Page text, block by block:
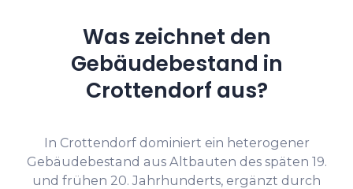
Was zeichnet den
Gebäudebestand in
Crottendorf aus?
In Crottendorf dominiert ein heterogener
Gebäudebestand aus Altbauten des späten 19.
und frühen 20. Jahrhunderts, ergänzt durch